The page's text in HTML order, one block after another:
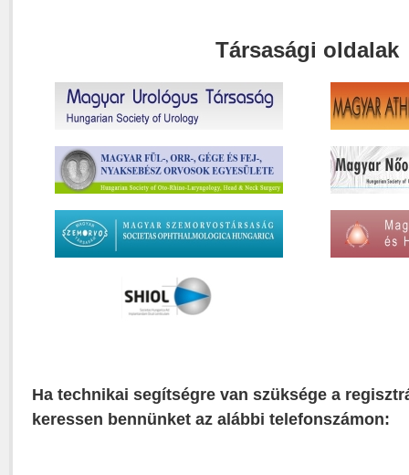
Társasági oldalak
Ha technikai segítségre van szüksége a
keressen bennünket az alábbi telefonszámon: